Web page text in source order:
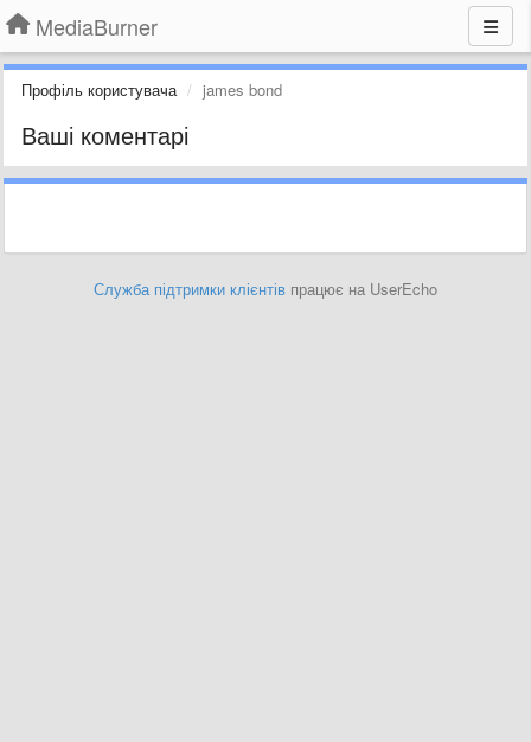
MediaBurner
Профіль користувача james bond
Ваші коментарі
Служба підтримки клієнтів працює на UserEcho